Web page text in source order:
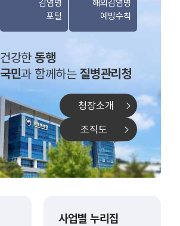
감염병
포털
해외감염병
예방수칙
건강한 동행
국민과 함께하는 질병관리청
청장소개
조직도
사업별 누리집